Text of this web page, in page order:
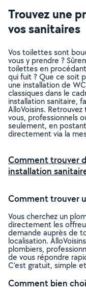
Trouvez une
vos sanitaires
Vos toilettes sont
vous y prendre ?
toilettes en
qui fuit ? Que ce soit
une installation de
classiques dans le
installation sanitaire,
AlloVoisins.
vous, professionnels
seulement, en
directement via la
Comment trouver
installation
Comment trouver
Vous cherchez un
directement les
demande auprès de
localisation.
plombiers,
de vous répondre
C’est gratuit, simple
Comment bien